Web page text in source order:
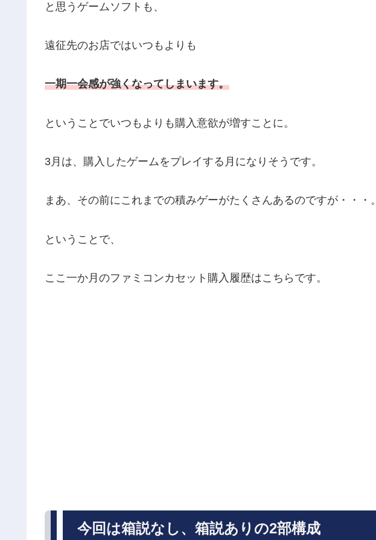
と思うゲームソフトも、
遠征先のお店ではいつもよりも
一期一会感が強くなってしまいます。
ということでいつもよりも購入意欲が増すことに。
3月は、購入したゲームをプレイする月になりそうです。
まあ、その前にこれまでの積みゲーがたくさんあるのですが・・・。
ということで、
ここ一か月のファミコンカセット購入履歴はこちらです。
今回は箱説なし、箱説ありの2部構成